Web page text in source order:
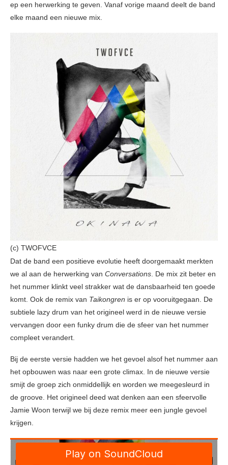
ep een herwerking te geven. Vanaf vorige maand deelt de band
elke maand een nieuwe mix.
(c) TWOFVCE
Dat de band een positieve evolutie heeft doorgemaakt merkten
we al aan de herwerking van Conversations. De mix zit beter en
het nummer klinkt veel strakker wat de dansbaarheid ten goede
komt. Ook de remix van Taikongren is er op vooruitgegaan. De
subtiele lazy drum van het origineel werd in de nieuwe versie
vervangen door een funky drum die de sfeer van het nummer
compleet verandert.
Bij de eerste versie hadden we het gevoel alsof het nummer aan
het opbouwen was naar een grote climax. In de nieuwe versie
smijt de groep zich onmiddellijk en worden we meegesleurd in
de groove. Het origineel deed wat denken aan een sfeervolle
Jamie Woon terwijl we bij deze remix meer een jungle gevoel
krijgen.